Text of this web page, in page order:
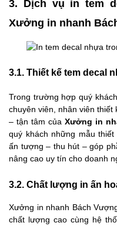
3. Dịch vụ in tem
Xưởng in nhanh
3.1. Thiết kế tem decal
Trong trường hợp quý
chuyên viên, nhân viên
– tận tâm của Xưởng in
quý khách những mẫu
ấn tượng – thu hút – góp
nâng cao uy tín cho doanh
3.2. Chất lượng in ấn
Xưởng in nhanh Bách
chất lượng cao cùng hệ